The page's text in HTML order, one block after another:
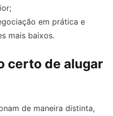
em prática e
mais baixos.
certo de alugar
de maneira distinta,